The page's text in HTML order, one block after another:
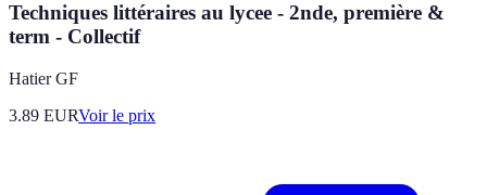
Techniques littéraires au lycee - 2nde, première &
term - Collectif
Hatier GF
3.89 EURVoir le prix